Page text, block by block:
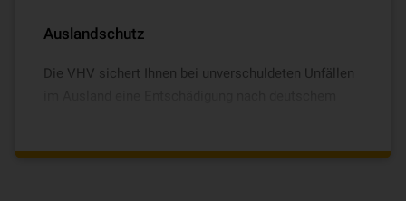
Auslandschutz
Die VHV sichert Ihnen bei unverschuldeten Unfällen
niedriger als in Deutschland.